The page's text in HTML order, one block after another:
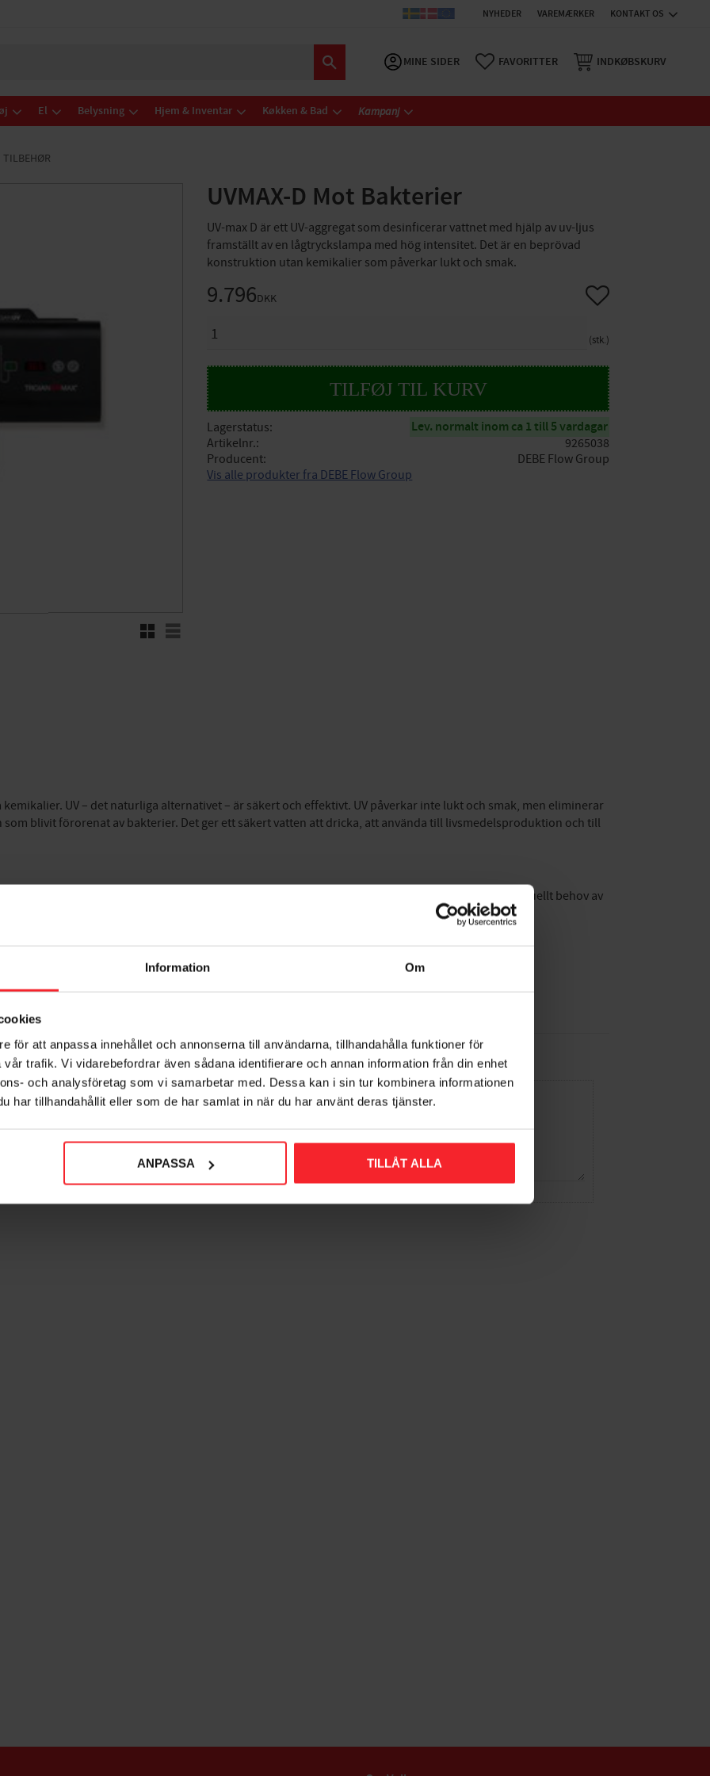
Information Om
för att anpassa innehållet och annonserna till användarna, tillhandahålla funktioner för
trafik. Vi vidarebefordrar även sådana identifierare och annan information från din enhet
och analysföretag som vi samarbetar med. Dessa kan i sin tur kombinera informationen
har tillhandahållit eller som de har samlat in när du har använt deras tjänster.
ANPASSA TILLÅT ALLA
NYHEDER VAREMÆRKER KONTAKT OS
MINE SIDER FAVORITTER INDKØBSKURV
El Belysning Hjem & Inventar Køkken & Bad Kampanj
TILBEHØR
UVMAX-D Mot Bakterier
UV-max D är ett UV-aggregat som desinficerar vattnet med hjälp av uv-ljus
framställt av en lågtryckslampa med hög intensitet. Det är en beprövad
konstruktion utan kemikalier som påverkar lukt och smak.
RutenettListe
9.796DKK
stk.
Gem som favorit
Lagerstatus Lev. normalt inom ca 1 till 5 vardagar
Artikelnr.
9265038
Producent
DEBE Flow Group
Vis alle produkter fra DEBE Flow Group
UV – det naturliga alternativet – är säkert och effektivt. UV påverkar inte lukt och smak, men eliminerar
blivit förorenat av bakterier. Det ger ett säkert vatten att dricka, att använda till livsmedelsproduktion och till
förbehandling. Nedan angivna rekommenderade gränsvärden, är en vägledning vid val och eventuellt behov av
l)